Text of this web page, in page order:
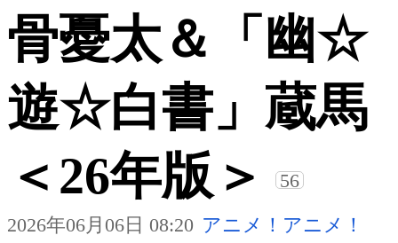
骨憂太＆「幽☆
遊☆白書」蔵馬
＜26年版＞
56
2026年06月06日 08:20 アニメ！アニメ！